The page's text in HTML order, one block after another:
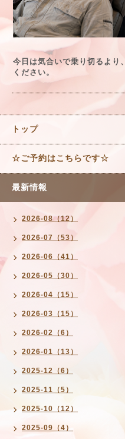
今日は気合いで乗り切るより、
ください。
トップ
☆ご予約はこちらです☆
最新情報
2026-08（12）
2026-07（53）
2026-06（41）
2026-05（30）
2026-04（15）
2026-03（15）
2026-02（6）
2026-01（13）
2025-12（6）
2025-11（5）
2025-10（12）
2025-09（4）